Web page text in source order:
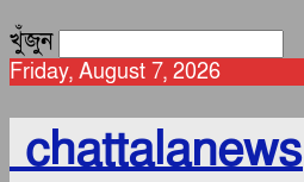
খুঁজুন
Friday, August 7, 2026
chattalanews